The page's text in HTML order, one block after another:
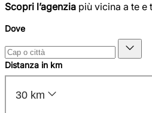
Scopri l’agenzia più vicina a te
Dove
Distanza in km
30 km